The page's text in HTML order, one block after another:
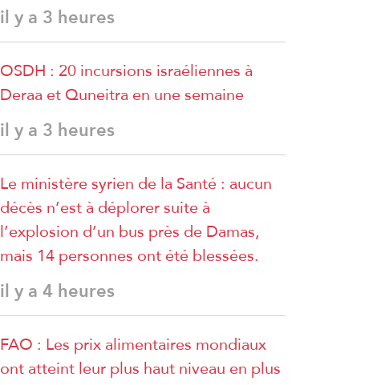
il y a 3 heures
OSDH : 20 incursions israéliennes à
Deraa et Quneitra en une semaine
il y a 3 heures
Le ministère syrien de la Santé : aucun
décès n’est à déplorer suite à
l’explosion d’un bus près de Damas,
mais 14 personnes ont été blessées.
il y a 4 heures
FAO : Les prix alimentaires mondiaux
ont atteint leur plus haut niveau en plus